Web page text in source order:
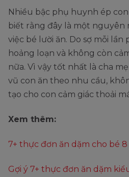
Nhiều bậc phụ huynh ép
biết rằng đây là một nguyên
việc bé lười ăn. Do sợ mỗi lần
hoảng loạn và không còn
nữa. Vì vậy tốt nhất là cha
vũ con ăn theo nhu cầu,
tạo cho con cảm giác thoải
Xem thêm:
7+ thực đơn ăn dặm cho bé
Gợi ý 7+ thực đơn ăn dặm